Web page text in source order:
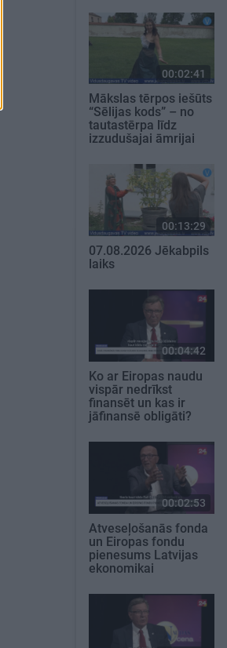
00:02:41
Mākslas tērpos iešūts
“Sēlijas kods” – no
tautastērpa līdz
izzudušajai āmrijai
00:13:29
07.08.2026 Jēkabpils
laiks
00:04:42
Ko ar Eiropas naudu
vispār nedrīkst
finansēt un kas ir
jāfinansē obligāti?
00:02:53
Atveseļošanās fonda
un Eiropas fondu
pienesums Latvijas
ekonomikai